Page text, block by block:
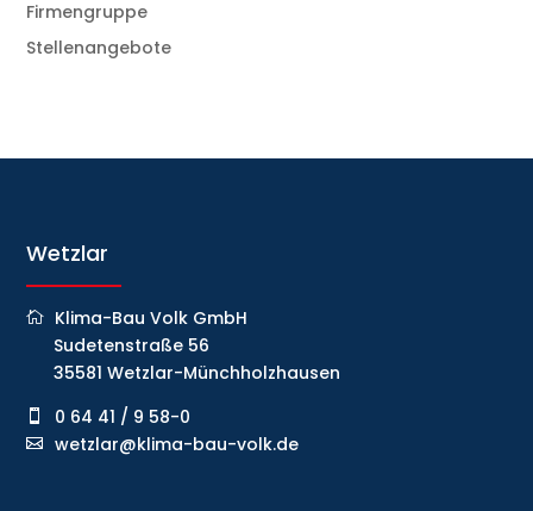
Firmengruppe
Stellenangebote
Wetzlar
Klima-Bau Volk GmbH
Sudetenstraße 56
35581 Wetzlar-Münchholzhausen
0 64 41 / 9 58-0
wetzlar@klima-bau-volk.de